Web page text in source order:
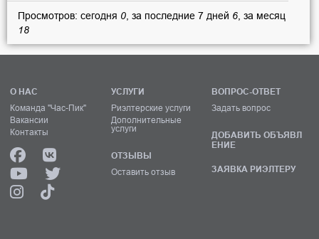
Просмотров: сегодня 0 , за последние 7 дней 6 , за месяц
18
О НАС
Команда "Час-Пик"
Вакансии
Контакты
УСЛУГИ
Риэлтерские услуги
Дополнительные
услуги
ОТЗЫВЫ
Оставить отзыв
ВОПРОС-ОТВЕТ
Задать вопрос
ДОБАВИТЬ ОБЪЯВЛ
ЕНИЕ
ЗАЯВКА РИЭЛТЕРУ